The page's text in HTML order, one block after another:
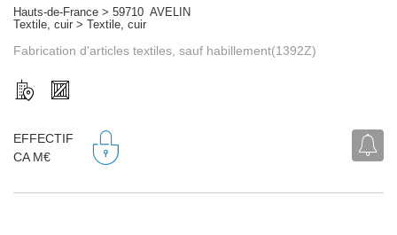
Hauts-de-France > 59710 AVELIN
Textile, cuir > Textile, cuir
Fabrication d'articles textiles, sauf habillement(1392Z)
EFFECTIF
CA M€